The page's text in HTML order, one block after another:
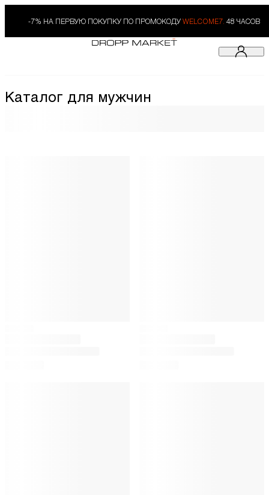
-7% НА ПЕРВУЮ ПОКУПКУ ПО ПРОМОКОДУ WELCOME7. 48 ЧАСОВ
Каталог для мужчин